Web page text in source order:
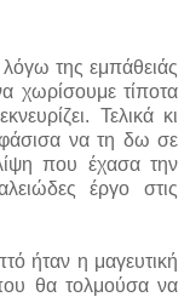
λόγω της εμπάθειάς
χωρίσουμε τίποτα
Τελικά κι
να τη δω σε
που έχασα την
έργο στις
ήταν η μαγευτική
θα τολμούσα να